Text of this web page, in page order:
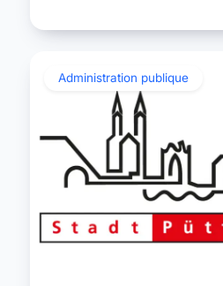
Administration publique